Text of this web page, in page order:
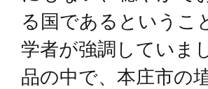
る国であるというこ
学者が強調していま
品の中で、本庄市の